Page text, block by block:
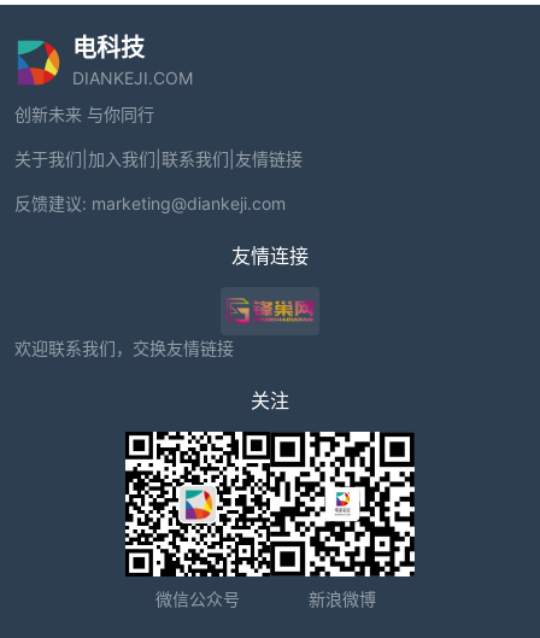
电科技
DIANKEJI.COM
创新未来 与你同行
关于我们 加入我们 联系我们 友情链接
反馈建议: marketing@diankeji.com
友情连接
欢迎联系我们，交换友情链接
关注
微信公众号 新浪微博